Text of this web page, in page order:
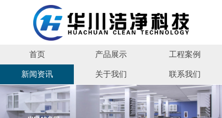
首页 产品展示 工程案例
新闻资讯 关于我们 联系我们